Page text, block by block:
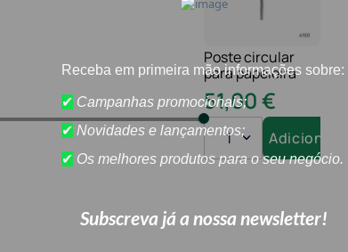
Poste circular
para papeleira
51,00€
1 Adicionar